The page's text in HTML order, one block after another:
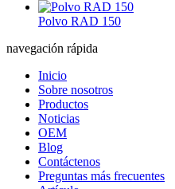
Polvo RAD 150
navegación rápida
Inicio
Sobre nosotros
Productos
Noticias
OEM
Blog
Contáctenos
Preguntas más frecuentes